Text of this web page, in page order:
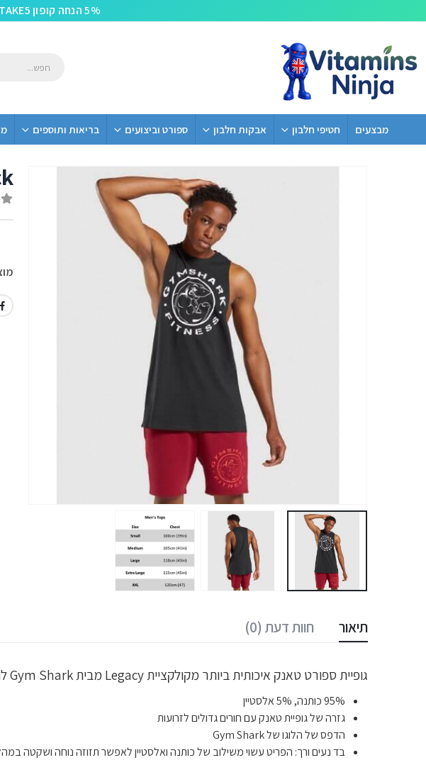
5% הנחה קופון TAKE5 בקניית 2 מוצרים. משלוח חינם מעל 279 שח!
מבצעים חטיפי חלבון אבקות חלבון ספורט וביצועים בריאות ותוספים
תיאור חוות דעת (0)
גופיית ספורט טאנק איכותית ביותר מקולקציית Legacy מבית Gym Shark לתמיכה מקצועית במהלך האימונים ומיקסום הביצועים במהלך האימון.
95% כותנה, 5% אלסטיין
גזרה של גופיית טאנק עם חורים גדולים לזרועות
הדפס של הלוגו של Gym Shark
בד נעים ורך: הפריט עשוי משילוב של כותנה ואלסטיין לאפשר תזוזה נוחה ושקטה